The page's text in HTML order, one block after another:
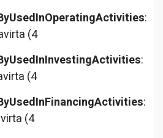
:
(4
:
(4
:
(4